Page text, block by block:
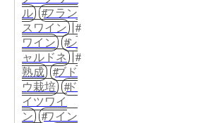
ル
フラン
スワイン
ワイン
シ
ャルドネ
熟成
ブド
ウ栽培
ド
イツワイ
ン
ワイン